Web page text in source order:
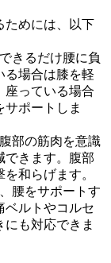
ためには、以下
きるだけ腰に負
る場合は膝を軽
座っている場合
ポートしま
部の筋肉を意識
できます。腹部
和らげます。
腰をサポートす
ベルトやコルセ
も対応できま